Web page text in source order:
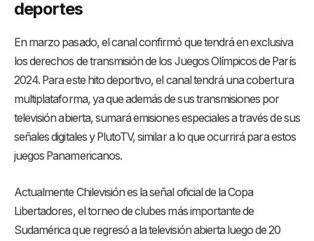
deportes
En marzo pasado, el canal confirmó que tendrá en exclusiva
los derechos de transmisión de los Juegos Olímpicos de París
2024. Para este hito deportivo, el canal tendrá una cobertura
multiplataforma, ya que además de sus transmisiones por
televisión abierta, sumará emisiones especiales a través de sus
señales digitales y PlutoTV, similar a lo que ocurrirá para estos
juegos Panamericanos.
Actualmente Chilevisión es la señal oficial de la Copa
Libertadores, el torneo de clubes más importante de
Sudamérica que regresó a la televisión abierta luego de 20